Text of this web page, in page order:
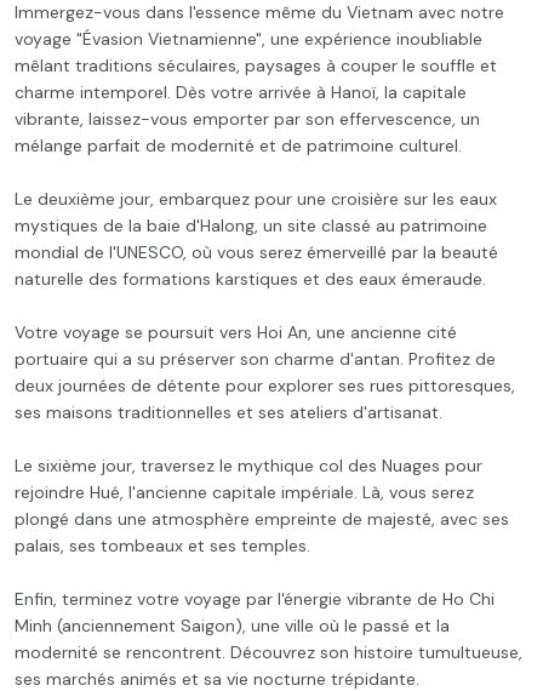
Immergez-vous dans l'essence même du Vietnam avec notre
voyage "Évasion Vietnamienne", une expérience inoubliable
mêlant traditions séculaires, paysages à couper le souffle et
charme intemporel. Dès votre arrivée à Hanoï, la capitale
vibrante, laissez-vous emporter par son effervescence, un
mélange parfait de modernité et de patrimoine culturel.
Le deuxième jour, embarquez pour une croisière sur les eaux
mystiques de la baie d'Halong, un site classé au patrimoine
mondial de l'UNESCO, où vous serez émerveillé par la beauté
naturelle des formations karstiques et des eaux émeraude.
Votre voyage se poursuit vers Hoi An, une ancienne cité
portuaire qui a su préserver son charme d'antan. Profitez de
deux journées de détente pour explorer ses rues pittoresques,
ses maisons traditionnelles et ses ateliers d'artisanat.
Le sixième jour, traversez le mythique col des Nuages pour
rejoindre Hué, l'ancienne capitale impériale. Là, vous serez
plongé dans une atmosphère empreinte de majesté, avec ses
palais, ses tombeaux et ses temples.
Enfin, terminez votre voyage par l'énergie vibrante de Ho Chi
Minh (anciennement Saigon), une ville où le passé et la
modernité se rencontrent. Découvrez son histoire tumultueuse,
ses marchés animés et sa vie nocturne trépidante.